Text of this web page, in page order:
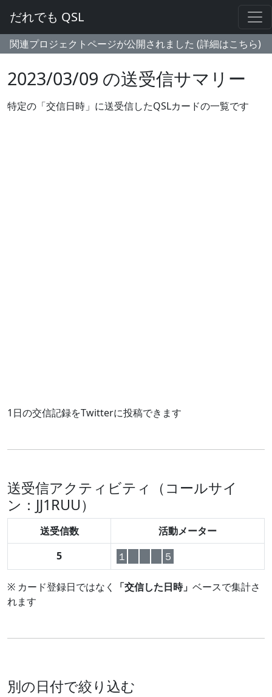
だれでも QSL
関連プロジェクトページが公開されました (詳細はこちら)
2023/03/09 の送受信サマリー
特定の「交信日時」に送受信したQSLカードの一覧です
1日の交信記録をTwitterに投稿できます
送受信アクティビティ（コールサイ
ン：JJ1RUU）
送受信数
活動メーター
5
１ ５
※ カード登録日ではなく 「交信した日時」 ベースで集計さ
れます
別の日付で絞り込む